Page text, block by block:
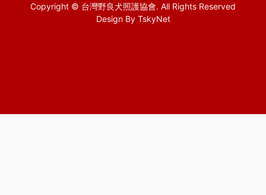
Copyright © 台灣野良犬照護協會. All Rights Reserved
Design By TskyNet